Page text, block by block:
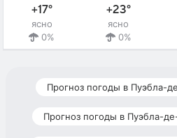
+17°
ясно
0%
+23°
ясно
0%
Прогноз погоды в Пуэбла-
Прогноз погоды в Пуэбла-